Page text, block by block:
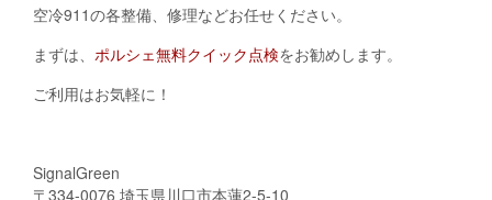
空冷911の各整備、修理などお任せください。
まずは、 ポルシェ無料クイック点検をお勧めします。
ご利用はお気軽に！
SignalGreen
〒334-0076 埼玉県川口市本蓮2-5-10